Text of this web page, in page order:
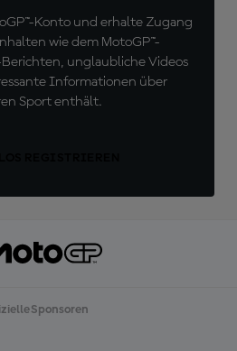
Konto und erhalte Zugang
wie dem MotoGP™-
unglaubliche Videos
Informationen über
Sport enthält.
Sponsoren